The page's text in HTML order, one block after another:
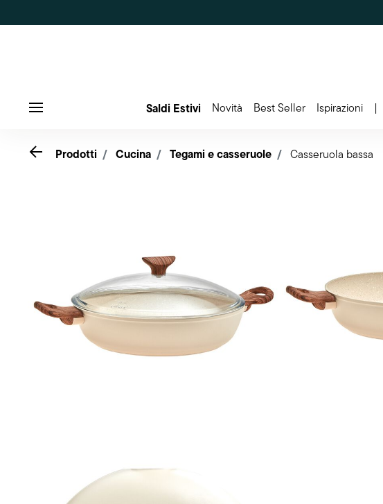
Saldi Estivi Novità Best Seller Ispirazioni |
Go back
Prodotti Cucina Tegami e casseruole Casseruola bassa